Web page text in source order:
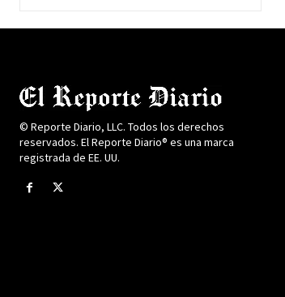
© Reporte Diario, LLC. Todos los derechos
reservados. El Reporte Diario® es una marca
registrada de EE. UU.